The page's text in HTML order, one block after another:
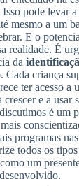
pode levar
mesmo a um
E o
realidade. É
da
Cada criança
ter acesso a
e a usar
é um
programas
todos os
como um